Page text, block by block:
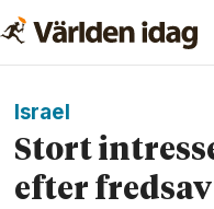
Israel
Stort
efter